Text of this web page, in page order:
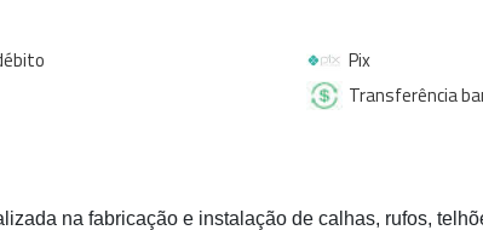
Pix
Transferência
na fabricação e instalação de calhas, rufos,